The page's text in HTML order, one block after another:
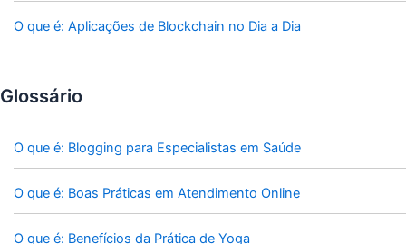
O que é: Aplicações de Blockchain no Dia a Dia
Glossário
O que é: Blogging para Especialistas em Saúde
O que é: Boas Práticas em Atendimento Online
O que é: Benefícios da Prática de Yoga